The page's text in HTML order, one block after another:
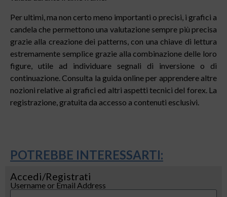
Per ultimi, ma non certo meno importanti o precisi, i grafici a
candela che permettono una valutazione sempre più precisa
grazie alla creazione dei patterns, con una chiave di lettura
estremamente semplice grazie alla combinazione delle loro
figure, utile ad individuare segnali di inversione o di
continuazione. Consulta la guida online per apprendere altre
nozioni relative ai grafici ed altri aspetti tecnici del forex. La
registrazione, gratuita da accesso a contenuti esclusivi.
POTREBBE INTERESSARTI:
Accedi/Registrati
Username or Email Address